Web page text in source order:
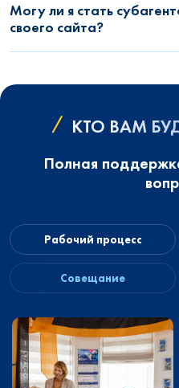
Могу ли я стать
своего сайта?
КТО ВАМ
Полная
Рабочий процесс
Совещание